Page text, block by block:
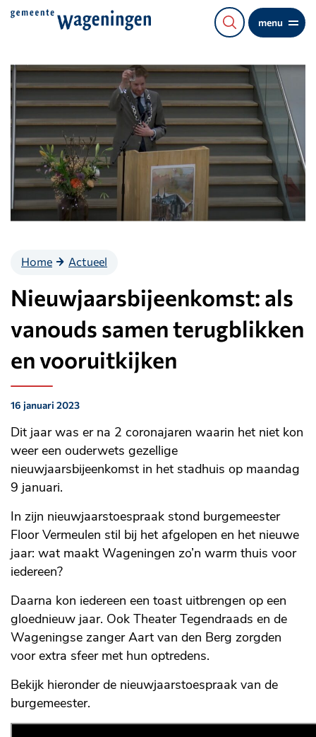
Direct
content
menu
Home Actueel
Nieuwjaarsbijeenkomst: als
vanouds samen terugblikken
en vooruitkijken
Gepubliceerd
op:
16 januari 2023
Dit jaar was er na 2 coronajaren waarin het niet kon
weer een ouderwets gezellige
nieuwjaarsbijeenkomst in het stadhuis op maandag
9 januari.
In zijn nieuwjaarstoespraak stond burgemeester
Floor Vermeulen stil bij het afgelopen en het nieuwe
jaar: wat maakt Wageningen zo’n warm thuis voor
iedereen?
Daarna kon iedereen een toast uitbrengen op een
gloednieuw jaar. Ook Theater Tegendraads en de
Wageningse zanger Aart van den Berg zorgden
voor extra sfeer met hun optredens.
Bekijk hieronder de nieuwjaarstoespraak van de
burgemeester.